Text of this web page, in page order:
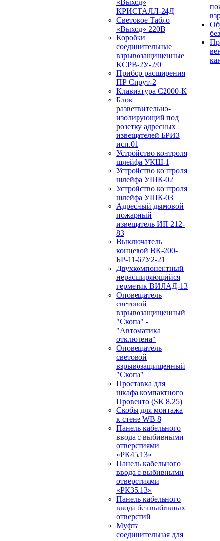
«Выход»
КРИСТАЛЛ-24Д
Световое Табло
«Выход» 220В
Коробки
соединительные
взрывозащищенные
КСРВ-2У-2/0
Прибор расширения
ПР Спрут-2
Клавиатура С2000-К
Блок
разветвительно-
изолирующий под
розетку адресных
извещателей БРИЗ
исп.01
Устройство контроля
шлейфа УКШ-1
Устройство контроля
шлейфа УШК-02
Устройство контроля
шлейфа УШК-03
Адресный дымовой
пожарный
извещатель ИП 212-
83
Выключатель
концевой ВК-200-
БР-11-67У2-21
Двухкомпонентный
нерасширяющийся
герметик ВИЛАД-13
Оповещатель
световой
взрывозащищенный
"Скопа" -
"Автоматика
отключена"
Оповещатель
световой
взрывозащищенный
"Скопа"
Проставка для
шкафа компактного
Провенто (SK 8.25)
Скобы для монтажа
к стене WB 8
Панель кабельного
ввода с выбивными
отверстиями
«РК45.13»
Панель кабельного
ввода с выбивными
отверстиями
«РК35.13»
Панель кабельного
ввода без выбивных
отверстий
Муфта
соединительная для